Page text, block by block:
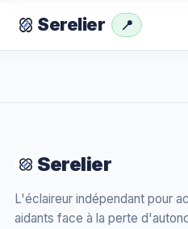
Serelier 📍
Serelier
L'éclaireur indépendant pour
aidants face à la perte